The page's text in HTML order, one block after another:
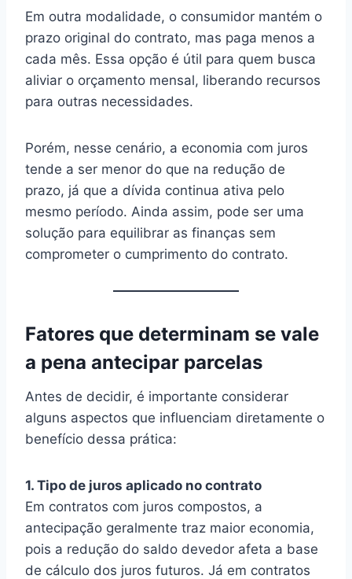
Em outra modalidade, o consumidor mantém o
prazo original do contrato, mas paga menos a
cada mês. Essa opção é útil para quem busca
aliviar o orçamento mensal, liberando recursos
para outras necessidades.
Porém, nesse cenário, a economia com juros
tende a ser menor do que na redução de
prazo, já que a dívida continua ativa pelo
mesmo período. Ainda assim, pode ser uma
solução para equilibrar as finanças sem
comprometer o cumprimento do contrato.
Fatores que determinam se vale
a pena antecipar parcelas
Antes de decidir, é importante considerar
alguns aspectos que influenciam diretamente o
benefício dessa prática:
1. Tipo de juros aplicado no contrato
Em contratos com juros compostos, a
antecipação geralmente traz maior economia,
pois a redução do saldo devedor afeta a base
de cálculo dos juros futuros. Já em contratos